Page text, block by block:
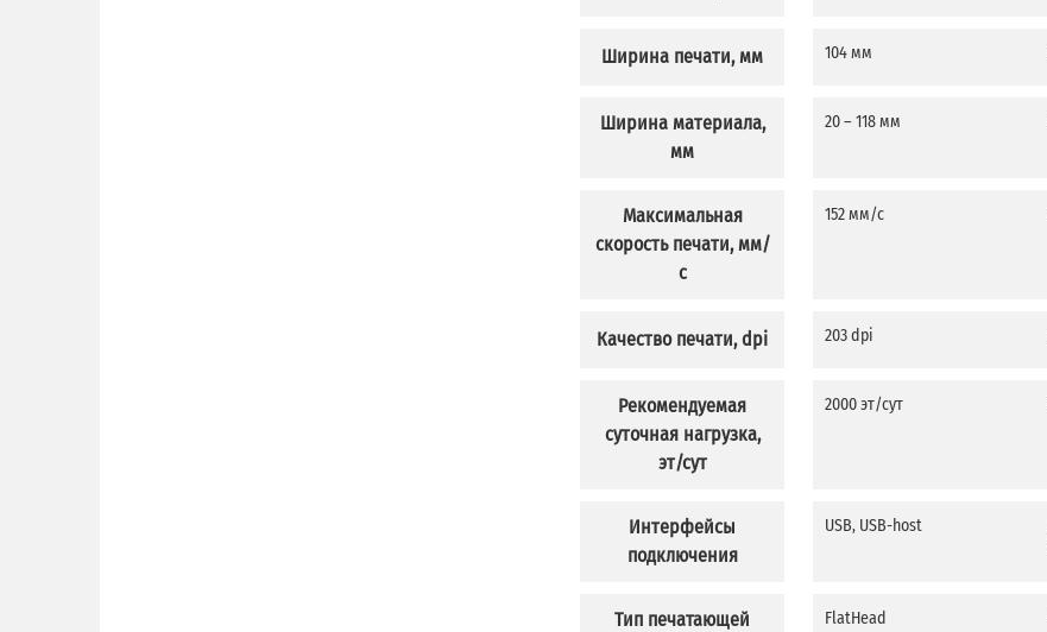
Ширина печати, мм
Ширина материала,
мм
Максимальная
скорость печати, мм/
с
Качество печати, dpi
Рекомендуемая
суточная нагрузка,
эт/сут
Интерфейсы
подключения
Тип печатающей
104 мм
20 – 118 мм
152 мм/с
203 dpi
2000 эт/сут
USB, USB-host
FlatHead